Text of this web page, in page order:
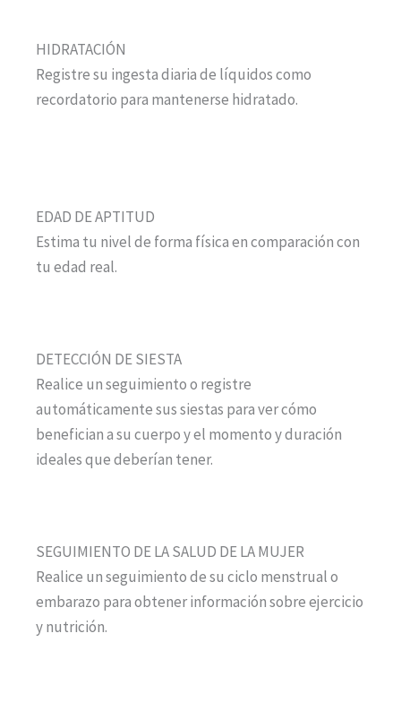
HIDRATACIÓN
Registre su ingesta diaria de líquidos como
recordatorio para mantenerse hidratado.
EDAD DE APTITUD
Estima tu nivel de forma física en comparación con
tu edad real.
DETECCIÓN DE SIESTA
Realice un seguimiento o registre
automáticamente sus siestas para ver cómo
benefician a su cuerpo y el momento y duración
ideales que deberían tener.
SEGUIMIENTO DE LA SALUD DE LA MUJER
Realice un seguimiento de su ciclo menstrual o
embarazo para obtener información sobre ejercicio
y nutrición.